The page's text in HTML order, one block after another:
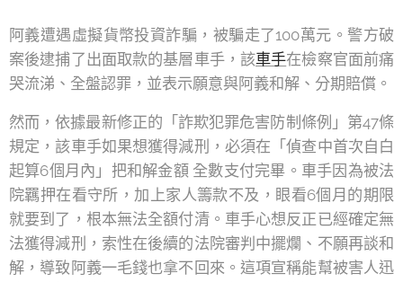
阿義遭遇虛擬貨幣投資詐騙，被騙走了100萬元。警方破
案後逮捕了出面取款的基層車手，該車手在檢察官面前痛
哭流涕、全盤認罪，並表示願意與阿義和解、分期賠償。
然而，依據最新修正的「詐欺犯罪危害防制條例」第47條
規定，該車手如果想獲得減刑，必須在「偵查中首次自白
起算6個月內」把和解金額 全數支付完畢。車手因為被法
院羈押在看守所，加上家人籌款不及，眼看6個月的期限
就要到了，根本無法全額付清。車手心想反正已經確定無
法獲得減刑，索性在後續的法院審判中擺爛、不願再談和
解，導致阿義一毛錢也拿不回來。這項宣稱能幫被害人迅